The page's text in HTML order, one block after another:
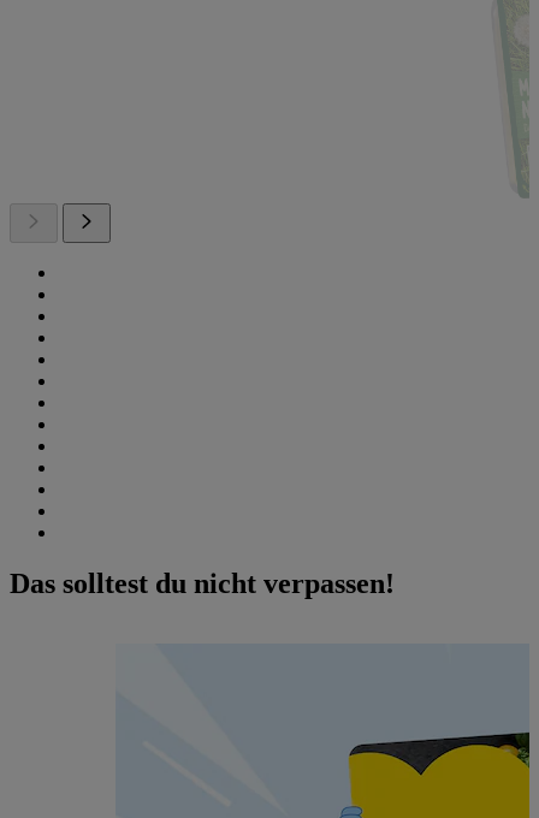
Das solltest du nicht verpassen!